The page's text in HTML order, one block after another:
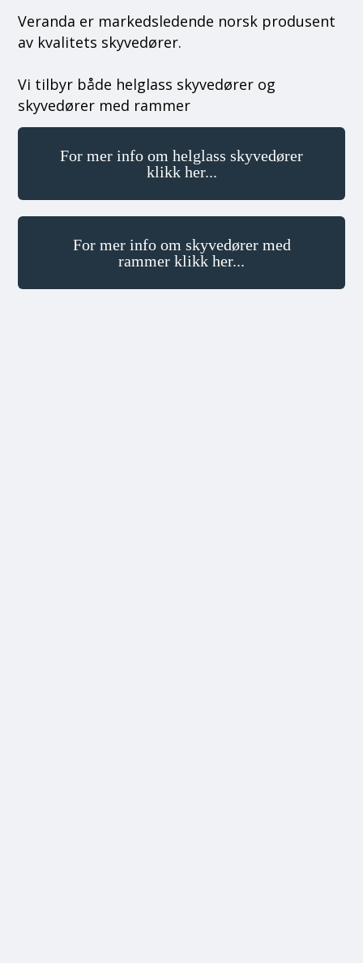
Veranda er markedsledende norsk produsent
av kvalitets skyvedører.
Vi tilbyr både helglass skyvedører og
skyvedører med rammer
For mer info om helglass skyvedører
klikk her...
For mer info om skyvedører med
rammer klikk her...